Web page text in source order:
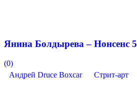
Янина Болдырева – Нонсенс 5
(0)
Андрей Druce Boxcar
Стрит-арт